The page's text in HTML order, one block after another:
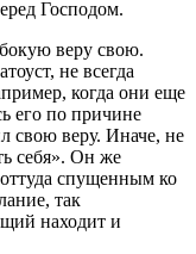
Господом.
веру свою.
не всегда
когда они еще
его по причине
свою веру. Иначе, не
себя». Он же
спущенным ко
так
находит и